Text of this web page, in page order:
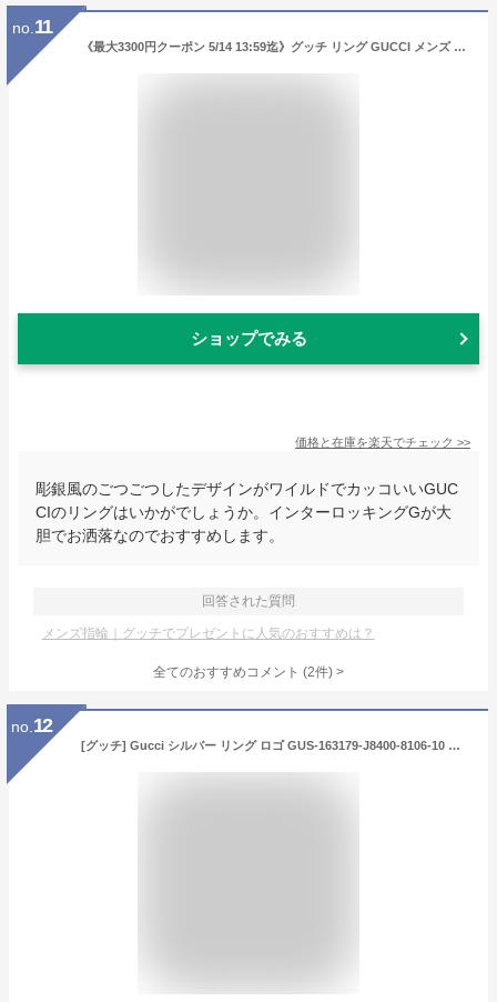
no. 11
《最大3300円クーポン 5/14 13:59迄》グッチ リング GUCCI メンズ 指輪 インターロッキングG 彫銀風 シルバーリング シルバー 455302 J8400 0811 | ブランド
ショップでみる
価格と在庫を楽天でチェック >>
彫銀風のごつごつしたデザインがワイルドでカッコいいGUC
CIのリングはいかがでしょうか。インターロッキングGが大
胆でお洒落なのでおすすめします。
回答された質問
メンズ指輪｜グッチでプレゼントに人気のおすすめは？
全てのおすすめコメント (2件) >
no. 12
[グッチ] Gucci シルバー リング ロゴ GUS-163179-J8400-8106-10 日本サイズ9号 [並行輸入品]